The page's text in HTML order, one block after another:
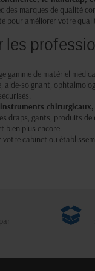
des marques de qualité
pour améliorer votre
gamme de matériel
aide-soignant,
instruments chirurgicaux,
draps, gants, produits de
bien plus encore.
votre cabinet ou